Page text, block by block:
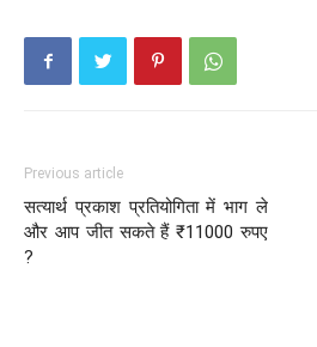
Previous article
सत्यार्थ प्रकाश प्रतियोगिता में भाग ले
और आप जीत सकते हैं ₹11000 रुपए
?